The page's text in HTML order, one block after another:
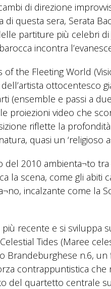
di direzione
questa sera, Serata
partiture più celebri
incontra
of the Fleeting World
ottocentesco
(ensemble e passi a
proiezioni video che
riflette la
quasi un ‘religioso
del 2010 ambienta¬to
la scena, come gli abiti
incalzante come la
recente e si sviluppa
Tides (Maree
Brandeburghese n.6,
contrappuntistica
del quartetto centrale